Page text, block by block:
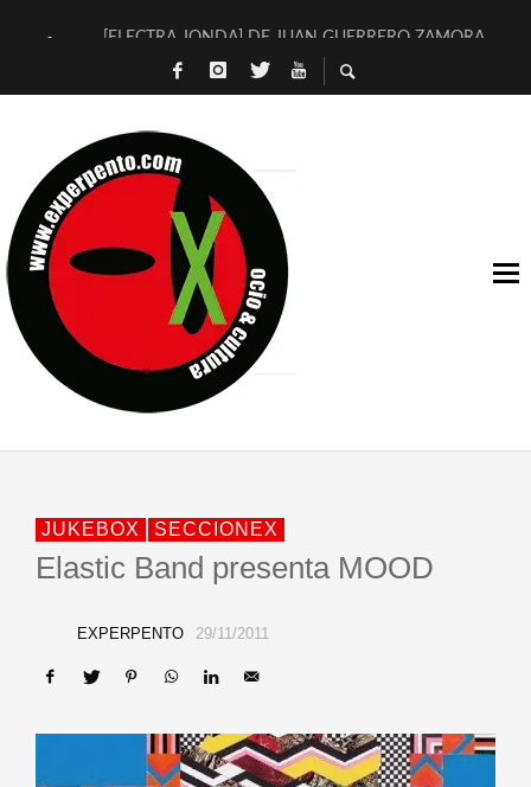
[ELECTRA JONDA] DE JUAN GUERRERO ZAMORA
TIMBRE 4, LA ESCUELA DEL DIRECTOR TEATRAL CLAUDIO
MILITARES JUDÍAS EN #EXVITA
D’BALDOMEROS REINVENTAN [BITÁCORA 3.0] EN EXVITA
MARSHALL FLASH PRESENTA EN EXVITA [RELATIVA
JOFRE BARDAGÍ EN EXVITA INTERPRETANDO A SERRAT
YORCH PRESENTA [CURSO DE ARMONÍA PERSECUTORIA]
MAGALÍ SARE NOS EXPLICA [DESCASADA]
JUKEBOX SECCIONEX
Elastic Band presenta MOOD
EXPERPENTO 29/11/2011